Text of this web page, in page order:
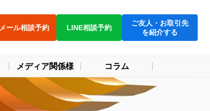
メール相談予約 LINE相談予約
ご友人・お取引先
を紹介する
メディア関係様 コラム